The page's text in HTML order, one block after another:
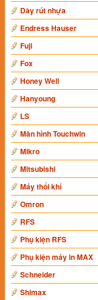
Dây rút nhựa
Endress Hauser
Fuji
Fox
Honey Well
Hanyoung
LS
Màn hình Touchwin
Mikro
Mitsubishi
Máy thổi khí
Omron
RFS
Phụ kiện RFS
Phụ kiện máy in MAX
Schneider
Shimax